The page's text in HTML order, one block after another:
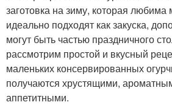
заготовка на зиму, которая
идеально подходят как закуска,
могут быть частью праздничного
рассмотрим простой и вкусный
маленьких консервированных
получаются хрустящими,
аппетитными.